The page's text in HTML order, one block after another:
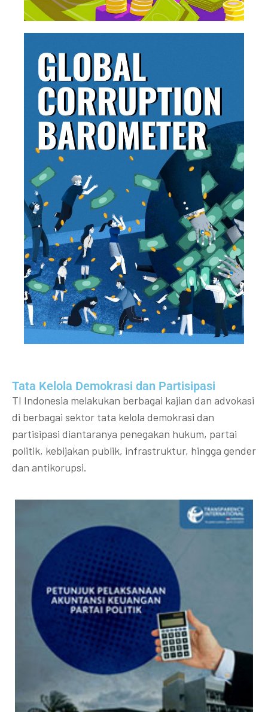
Tata Kelola Demokrasi dan Partisipasi​
TI Indonesia melakukan berbagai kajian dan advokasi
di berbagai sektor tata kelola demokrasi dan
partisipasi diantaranya penegakan hukum, partai
politik, kebijakan publik, infrastruktur, hingga gender
dan antikorupsi.